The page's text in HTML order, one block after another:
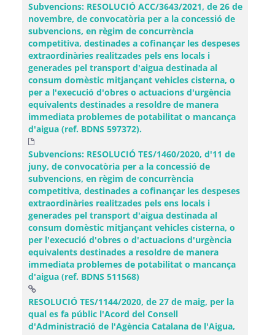
Subvencions: RESOLUCIÓ ACC/3643/2021, de 26 de
novembre, de convocatòria per a la concessió de
subvencions, en règim de concurrència
competitiva, destinades a cofinançar les despeses
extraordinàries realitzades pels ens locals i
generades pel transport d'aigua destinada al
consum domèstic mitjançant vehicles cisterna, o
per a l'execució d'obres o actuacions d'urgència
equivalents destinades a resoldre de manera
immediata problemes de potabilitat o mancança
d'aigua (ref. BDNS 597372).
Subvencions: RESOLUCIÓ TES/1460/2020, d'11 de
juny, de convocatòria per a la concessió de
subvencions, en règim de concurrència
competitiva, destinades a cofinançar les despeses
extraordinàries realitzades pels ens locals i
generades pel transport d'aigua destinada al
consum domèstic mitjançant vehicles cisterna, o
per l'execució d'obres o d'actuacions d'urgència
equivalents destinades a resoldre de manera
immediata problemes de potabilitat o mancança
d'aigua (ref. BDNS 511568)
RESOLUCIÓ TES/1144/2020, de 27 de maig, per la
qual es fa públic l'Acord del Consell
d'Administració de l'Agència Catalana de l'Aigua,